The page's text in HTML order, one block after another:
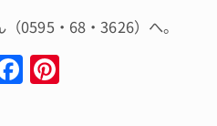
0595・68・3626）へ。
F
a